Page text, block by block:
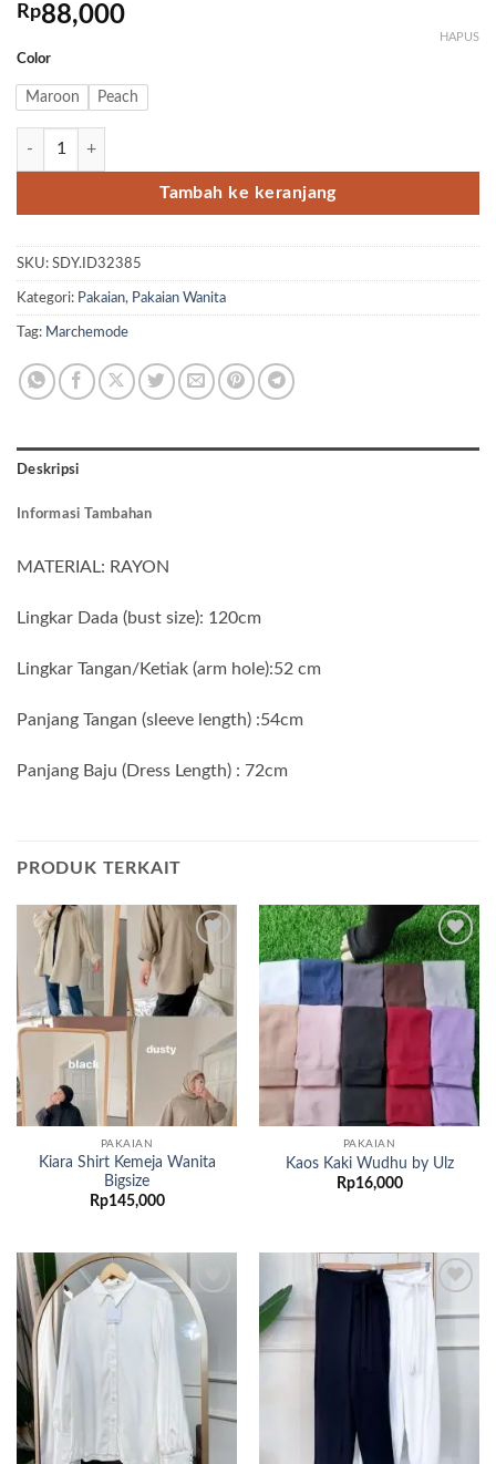
Rp88,000
Color
Maroon Peach
HAPUS
Kuantitas Farah Polka
Tambah ke keranjang
SKU: SDY.ID32385
Kategori: Pakaian, Pakaian Wanita
Tag: Marchemode
Deskripsi
Informasi Tambahan
MATERIAL: RAYON
Lingkar Dada (bust size): 120cm
Lingkar Tangan/Ketiak (arm hole):52 cm
Panjang Tangan (sleeve length) :54cm
Panjang Baju (Dress Length) : 72cm
PRODUK TERKAIT
Add to
wishlist
PAKAIAN
Kiara Shirt Kemeja Wanita
Bigsize
Rp145,000
Add to
wishlist
PAKAIAN
Kaos Kaki Wudhu by Ulz
Rp16,000
Add to
wishlist
Add to